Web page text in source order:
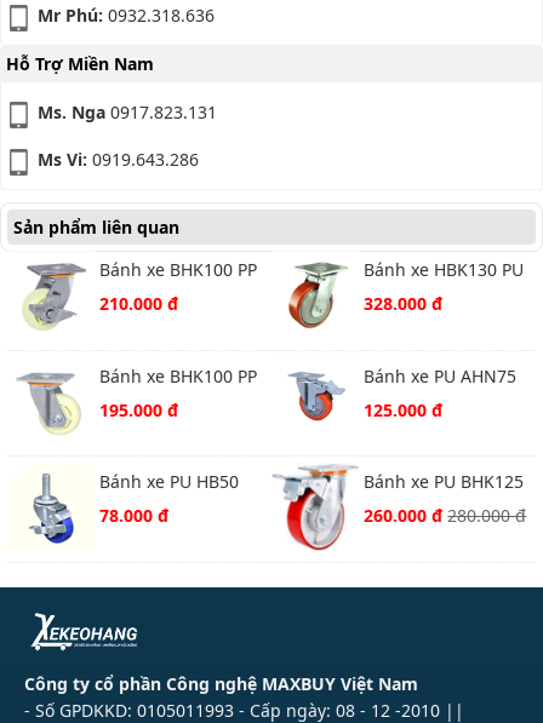
Mr Phú: 0932.318.636
Hỗ Trợ Miền Nam
Ms. Nga 0917.823.131
Ms Vi: 0919.643.286
Sản phẩm liên quan
Bánh xe BHK100 PP
trắng xoay khóa
210.000 đ
Bánh xe HBK130 PU
xoay
328.000 đ
Bánh xe BHK100 PP
trắng xoay
195.000 đ
Bánh xe PU AHN75
nhựa đỏ khóa2
125.000 đ
Bánh xe PU HB50
nhựa xanh vít khóa
78.000 đ
Bánh xe PU BHK125
gang thường xoay
260.000 đ280.000 đ
Công ty cổ phần Công nghệ MAXBUY Việt Nam
- Số GPDKKD: 0105011993 - Cấp ngày: 08 - 12 -2010 ||